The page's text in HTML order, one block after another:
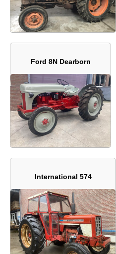
Ford 8N Dearborn
International 574